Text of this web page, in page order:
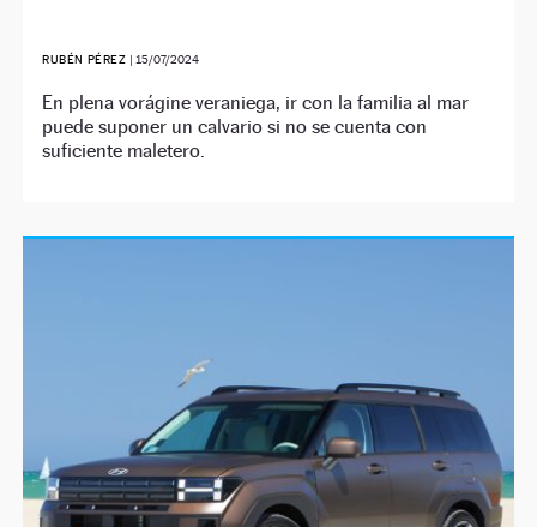
RUBÉN PÉREZ | 15/07/2024
En plena vorágine veraniega, ir con la familia al mar
puede suponer un calvario si no se cuenta con
suficiente maletero.